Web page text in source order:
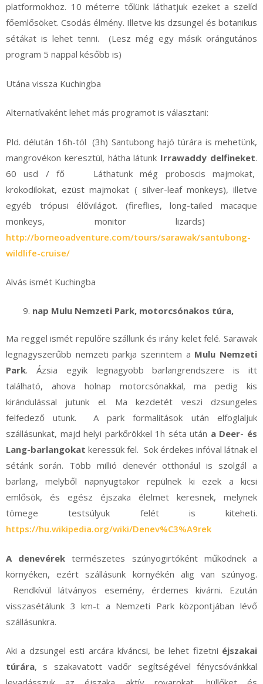
platformokhoz. 10 méterre tőlünk láthatjuk ezeket a szelíd
főemlősöket. Csodás élmény. Illetve kis dzsungel és botanikus
sétákat is lehet tenni. (Lesz még egy másik orángutános
program 5 nappal később is)
Utána vissza Kuchingba
Alternatívaként lehet más programot is választani:
Pld. délután 16h-tól (3h) Santubong hajó túrára is mehetünk,
mangrovékon keresztül, hátha látunk Irrawaddy delfineket.
60 usd / fő Láthatunk még proboscis majmokat,
krokodilokat, ezüst majmokat ( silver-leaf monkeys), illetve
egyéb trópusi élővilágot. (fireflies, long-tailed macaque
monkeys, monitor lizards)
http://borneoadventure.com/tours/sarawak/santubong-
wildlife-cruise/
Alvás ismét Kuchingba
nap Mulu Nemzeti Park, motorcsónakos túra,
Ma reggel ismét repülőre szállunk és irány kelet felé. Sarawak
legnagyszerűbb nemzeti parkja szerintem a Mulu Nemzeti
Park. Ázsia egyik legnagyobb barlangrendszere is itt
található, ahova holnap motorcsónakkal, ma pedig kis
kirándulással jutunk el. Ma kezdetét veszi dzsungeles
felfedező utunk. A park formalitások után elfoglaljuk
szállásunkat, majd helyi parkőrökkel 1h séta után a Deer- és
Lang-barlangokat keressük fel. Sok érdekes infóval látnak el
sétánk során. Több millió denevér otthonául is szolgál a
barlang, melyből napnyugtakor repülnek ki ezek a kicsi
emlősök, és egész éjszaka élelmet keresnek, melynek
tömege testsúlyuk felét is kiteheti.
https://hu.wikipedia.org/wiki/Denev%C3%A9rek
A denevérek természetes szúnyogirtóként működnek a
környéken, ezért szállásunk környékén alig van szúnyog.
Rendkívül látványos esemény, érdemes kivárni. Ezután
visszasétálunk 3 km-t a Nemzeti Park központjában lévő
szállásunkra.
Aki a dzsungel esti arcára kíváncsi, be lehet fizetni éjszakai
túrára, s szakavatott vadőr segítségével fénycsóvánkkal